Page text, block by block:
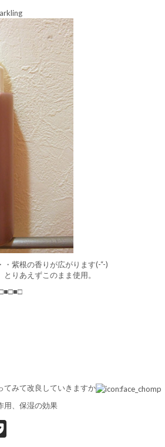
紫根の香りが広がります(-“-)
りあえずこのまま使用。
てみて改良していきますか
用、保湿の効果